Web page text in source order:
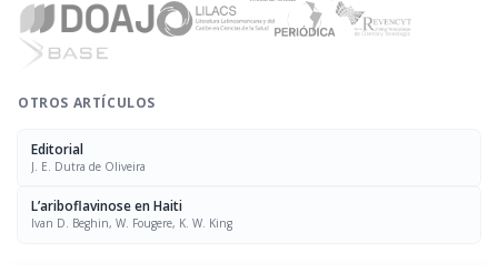
OTROS ARTÍCULOS
Editorial
J. E. Dutra de Oliveira
L’ariboflavinose en Haiti
Ivan D. Beghin, W. Fougere, K. W. King